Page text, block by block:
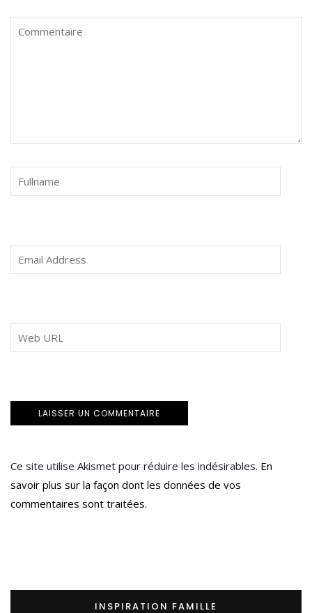
Ce site utilise Akismet pour réduire les indésirables. En
savoir plus sur la façon dont les données de vos
commentaires sont traitées.
INSPIRATION FAMILLE